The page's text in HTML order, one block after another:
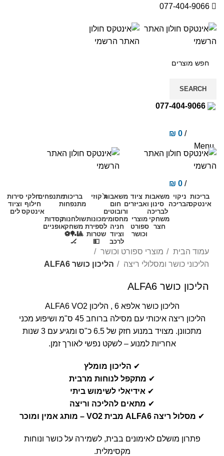
SEARCH
077-404-9066
/
₪ 0
Menu
/
₪ 0
בריכות
אינטקס
ניקוי
הבריכה
משאבות
סינון
לבריכה
ציוד
ואביזרים
משאבות
חום
ורובוטים
ג`קוזי
בריכות
מתנפחות
מתנפחיםחלקי
חילוף
אינטקס
סירות
וציוד
לים
משחקי
חצר
מוצרי
ספורט
וכושר
מחסומי
חניה
וציוד
לרכב
מכונות
לספירת
שטרות
💵
שולחנות
משחק
🎱🏓⚽
🏒
קסדות
אופניים
עמוד הבית
מוצרי ספורט וכושר
הליכוני כושר ומסלולי ריצה
הליכון כושר ALFA6
הליכון כושר ALFA6
הליכון כושר אלפא 6 , הליכון ALFA6 VO2
הליכון ריצה איכותי עם מסילה ברוחב 45 ס"מ ושיפוע מכני
מתכוונן. מצויד במנוע חזק של 6.5 כ"ס ומגיע עם 3 שנות
אחריות למנוע – לשקט נפשי לאורך זמן.
✔ הליכון מומלץ
✔ מתקפל לנוחות מרבית
✔ אידיאלי לשימוש ביתי
✔ מתאים להליכה וריצה
✔ מסלול ריצה ALFA6 מבית VO2 – מותג אמין ומוכר
פתרון מושלם לאימונים בבית, לשמירה על כושר ונוחות
מקסימלית.